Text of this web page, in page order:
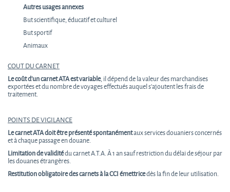
Autres usages annexes
But scientifique, éducatif et culturel
But sportif
Animaux
COUT DU CARNET
Le coût d’un carnet ATA est variable, il dépend de la valeur des marchandises
exportées et du nombre de voyages effectués auquel s’ajoutent les frais de
traitement.
POINTS DE VIGILANCE
Le carnet ATA doit être présenté spontanémentaux services douaniers concernés
et à chaque passage en douane.
Limitation de validitédu carnet A.T.A. À 1 an sauf restriction du délai de séjour par
les douanes étrangères.
Restitution obligatoire des carnets à la CCI émettricedès la fin de leur utilisation.